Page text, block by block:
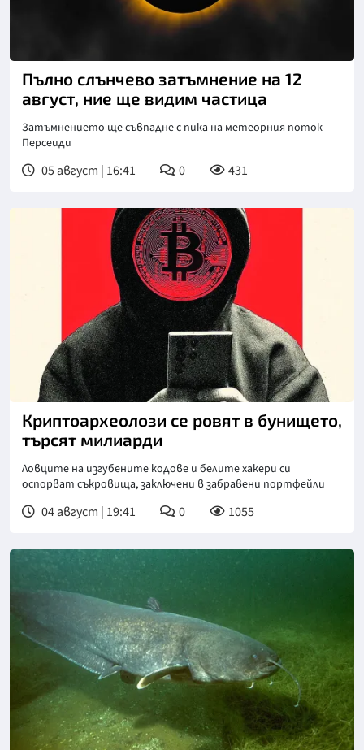
Пълно слънчево затъмнение на 12
август, ние ще видим частица
Затъмнението ще съвпадне с пика на метеорния поток
Персеиди
05 август | 16:41 0 431
Криптоархеолози се ровят в бунището,
търсят милиарди
Ловците на изгубените кодове и белите хакери си
оспорват съкровища, заключени в забравени портфейли
04 август | 19:41 0 1055